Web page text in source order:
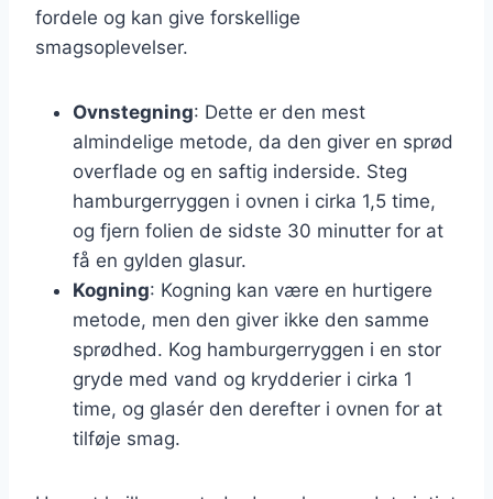
fordele og kan give forskellige
smagsoplevelser.
Ovnstegning: Dette er den mest
almindelige metode, da den giver en sprød
overflade og en saftig inderside. Steg
hamburgerryggen i ovnen i cirka 1,5 time,
og fjern folien de sidste 30 minutter for at
få en gylden glasur.
Kogning: Kogning kan være en hurtigere
metode, men den giver ikke den samme
sprødhed. Kog hamburgerryggen i en stor
gryde med vand og krydderier i cirka 1
time, og glasér den derefter i ovnen for at
tilføje smag.